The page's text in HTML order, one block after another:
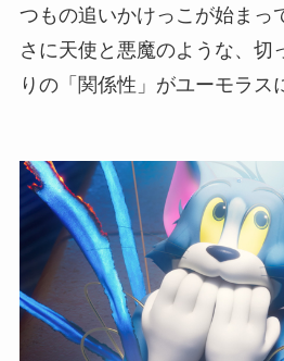
つもの追いかけっこが始まっ
さに天使と悪魔のような、切
りの「関係性」がユーモラス